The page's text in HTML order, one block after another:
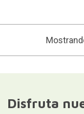
Disfruta